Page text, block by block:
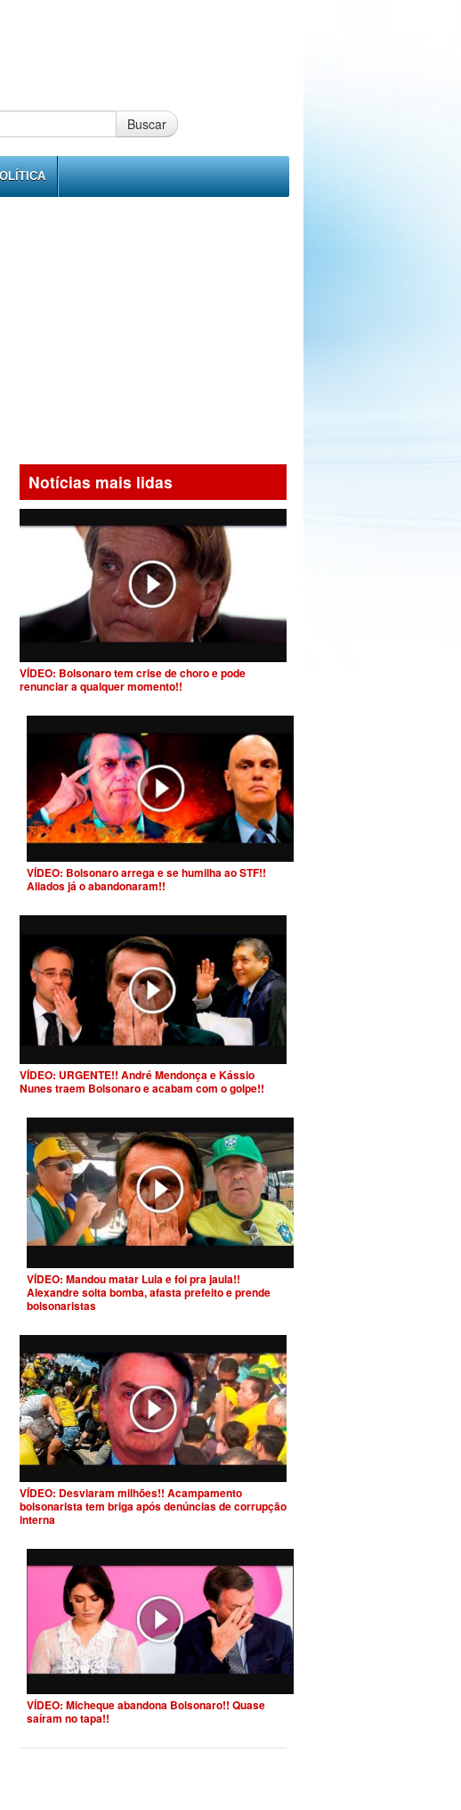
Buscar
Notícias mais lidas
VÍDEO: Bolsonaro tem crise de choro e pode
renunciar a qualquer momento!!
VÍDEO: Bolsonaro arrega e se humilha ao STF!!
Aliados já o abandonaram!!
VÍDEO: URGENTE!! André Mendonça e Kássio
Nunes traem Bolsonaro e acabam com o golpe!!
VÍDEO: Mandou matar Lula e foi pra jaula!!
Alexandre solta bomba, afasta prefeito e prende
bolsonaristas
VÍDEO: Desviaram milhões!! Acampamento
bolsonarista tem briga após denúncias de corrupção
interna
VÍDEO: Micheque abandona Bolsonaro!! Quase
saíram no tapa!!